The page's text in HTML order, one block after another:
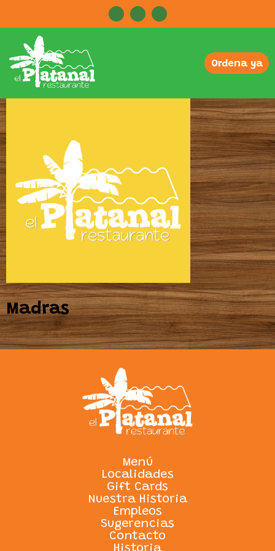
Ordena ya
Madras
Menú
Localidades
Gift Cards
Nuestra Historia
Empleos
Sugerencias
Contacto